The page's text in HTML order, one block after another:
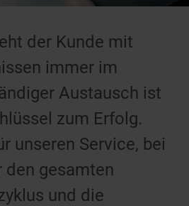
der Kunde mit
immer im
Austausch ist
zum Erfolg.
unseren Service, bei
gesamten
und die